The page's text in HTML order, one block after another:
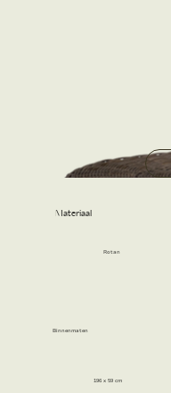
Rotan
Materiaal
196 x 59 cm
Binnenmaten